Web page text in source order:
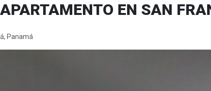
EN SAN
Panamá